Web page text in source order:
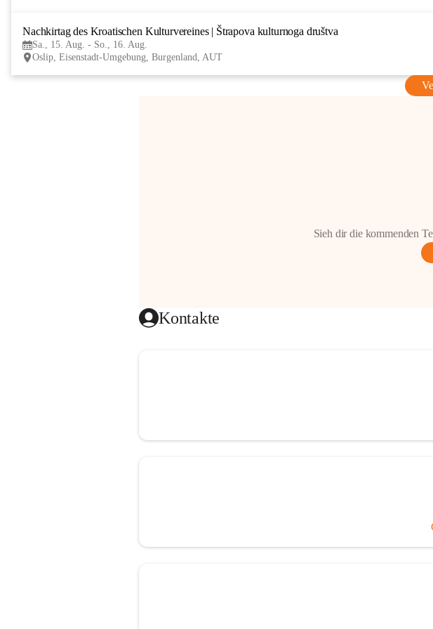
Nachkirtag des Kroatischen Kulturvereines | Štrapova kulturnoga društva
Sa., 15. Aug. - So., 16. Aug.
Oslip, Eisenstadt-Umgebung, Burgenland, AUT
Sieh dir die kommenden
Kontakte